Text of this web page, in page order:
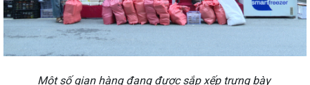
Một số gian hàng đang được sắp xếp trưng bày